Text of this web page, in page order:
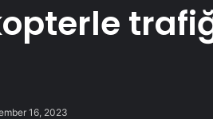
16, 2023